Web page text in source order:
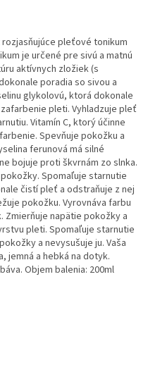
rozjasňujúce pleťové tonikum
je určené pre sivú a matnú
aktívnych zložiek (s
poradia so sivou a
glykolovú, ktorá dokonale
pleti. Vyhladzuje pleť
Vitamín C, ktorý účinne
Spevňuje pokožku a
ferunová má silné
bojuje proti škvrnám zo slnka.
Spomaľuje starnutie
čistí pleť a odstraňuje z nej
pokožku. Vyrovnáva farbu
napätie pokožky a
pleti. Spomaľuje starnutie
a nevysušuje ju. Vaša
jemná a hebká na dotyk.
Objem balenia: 200ml